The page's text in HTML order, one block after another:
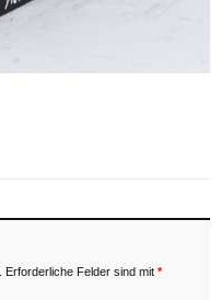
Erforderliche Felder sind mit *